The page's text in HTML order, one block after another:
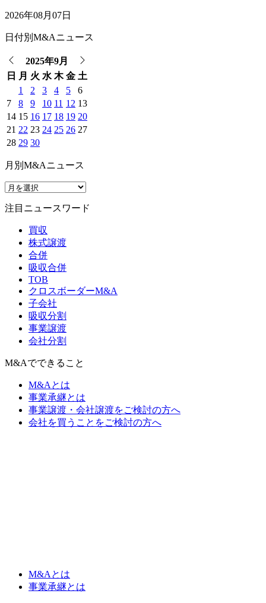
2026年08月07日
日付別M&Aニュース
2025年9月
日
月 火 水 木 金 土
1
2 3 4 5
6
7
8 9 10 11 12 13
14 15 16 17 18 19 20
21 22 23 24 25 26 27
28 29 30
月別M&Aニュース
注目ニュースワード
買収
株式譲渡
合併
吸収合併
TOB
クロスボーダーM&A
子会社
吸収分割
事業譲渡
会社分割
M&Aでできること
M&Aとは
事業承継とは
事業譲渡・会社譲渡をご検討の方へ
会社を買うことをご検討の方へ
M&Aとは
事業承継とは